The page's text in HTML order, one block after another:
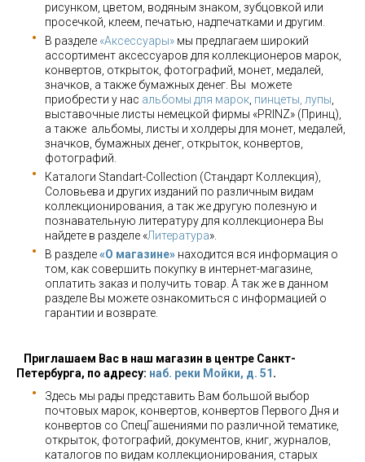
рисунком, цветом, водяным знаком, зубцовкой или
просечкой, клеем, печатью, надпечатками и другим.
В разделе «Аксессуары» мы предлагаем широкий
ассортимент аксессуаров для коллекционеров марок,
конвертов, открыток, фотографий, монет, медалей,
значков, а также бумажных денег. Вы можете
приобрести у нас альбомы для марок пинцеты, лупы
выставочные листы немецкой фирмы «PRINZ» (Принц),
а также альбомы, листы и холдеры для монет, медалей,
значков, бумажных денег, открыток, конвертов,
фотографий.
Каталоги Standart-Collection (Стандарт Коллекция),
Соловьева и других изданий по различным видам
коллекционирования, а так же другую полезную и
познавательную литературу для коллекционера Вы
найдете в разделе «Литература».
В разделе«О магазине» находится вся информация о
том, как совершить покупку в интернет-магазине,
оплатить заказ и получить товар. А так же в данном
разделе Вы можете ознакомиться с информацией о
гарантии и возврате.
Приглашаем Вас в наш магазин в центре Санкт-
Петербурга, по адресу: наб. реки Мойки, д. 51 .
Здесь мы рады представить Вам большой выбор
почтовых марок, конвертов, конвертов Первого Дня и
конвертов со СпецГашениями по различной тематике,
открыток, фотографий, документов, книг, журналов,
каталогов по видам коллекционирования, старых